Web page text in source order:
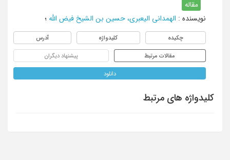
مقاله
نویسنده : الهمدانی الیعبری، حسین بن الشیخ فیض الله ؛
چکیده کلیدواژه آدرس
مقالات مرتبط پیشنهاد دیگران
دانلود
کلیدواژه های مرتبط